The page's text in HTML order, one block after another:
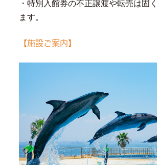
・特別入館券の不正譲渡や転売は固
ます。
【施設ご案内】